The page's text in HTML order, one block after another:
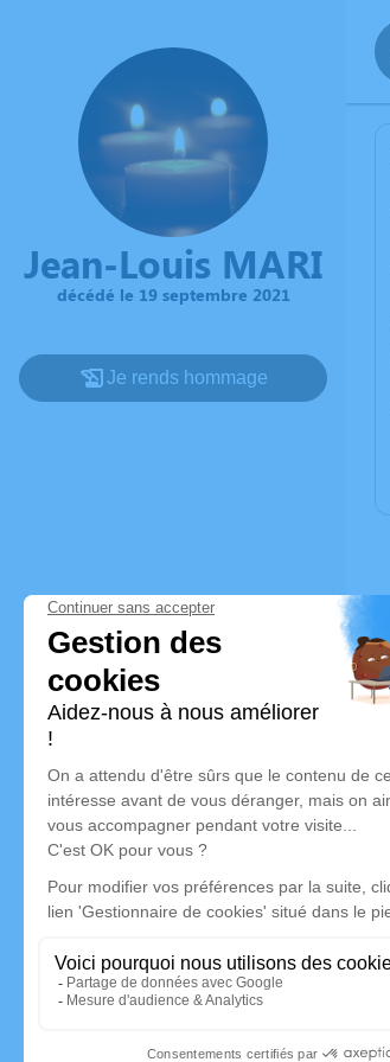
Jean-Louis MARI
décédé le 19 septembre 2021
Je rends hommage